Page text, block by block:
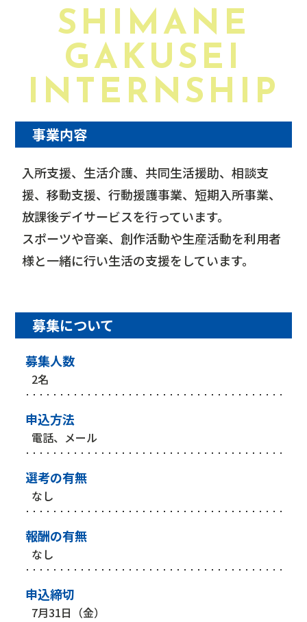
SHIMANE
GAKUSEI
INTERNSHIP
事業内容
入所支援、生活介護、共同生活援助、相談支
援、移動支援、行動援護事業、短期入所事業、
放課後デイサービスを行っています。
スポーツや音楽、創作活動や生産活動を利用者
様と一緒に行い生活の支援をしています。
募集について
募集人数
2名
申込方法
電話、メール
選考の有無
なし
報酬の有無
なし
申込締切
7月31日（金）